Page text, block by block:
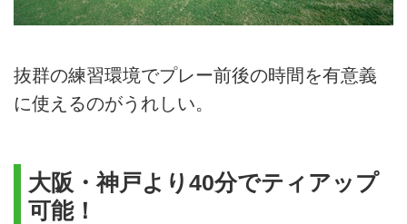
抜群の練習環境でプレー前後の時間を有意義
に使えるのがうれしい。
大阪・神戸より40分でティアップ
可能！